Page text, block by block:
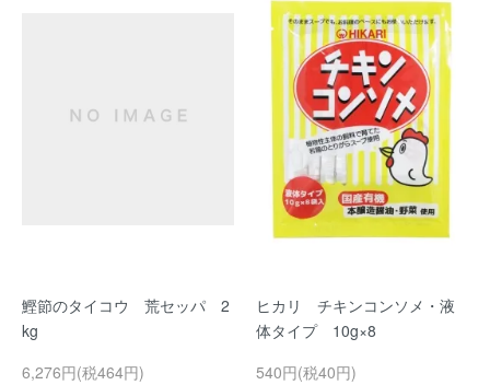
鰹節のタイコウ 荒セッパ 2
kg
6,276円(税464円)
ヒカリ チキンコンソメ・液
体タイプ 10g×8
540円(税40円)